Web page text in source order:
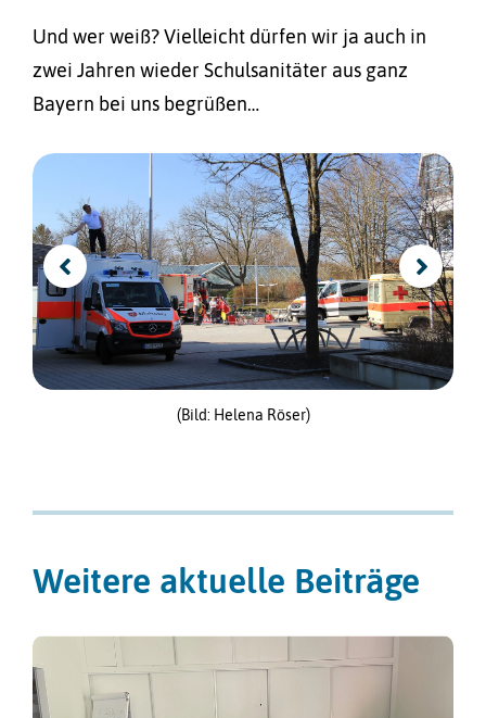
Und wer weiß? Vielleicht dürfen wir ja auch in
zwei Jahren wieder Schulsanitäter aus ganz
Bayern bei uns begrüßen…
(Bild: Helena Röser)
Weitere aktuelle Beiträge